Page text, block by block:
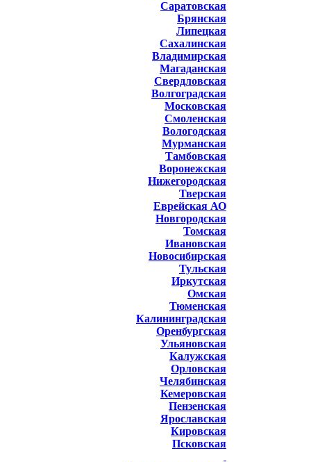
Саратовская
Брянская
Липецкая
Сахалинская
Владимирская
Магаданская
Свердловская
Волгоградская
Московская
Смоленская
Вологодская
Мурманская
Тамбовская
Воронежская
Нижегородская
Тверская
Еврейская АО
Новгородская
Томская
Ивановская
Новосибирская
Тульская
Иркутская
Омская
Тюменская
Калининградская
Оренбургская
Ульяновская
Калужская
Орловская
Челябинская
Кемеровская
Пензенская
Ярославская
Кировская
Псковская